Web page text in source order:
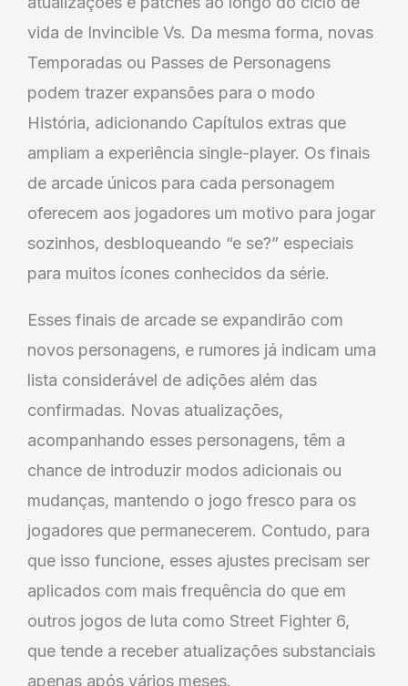
vida de Invincible Vs. Da mesma forma, novas
Temporadas ou Passes de Personagens
podem trazer expansões para o modo
História, adicionando Capítulos extras que
ampliam a experiência single-player. Os finais
de arcade únicos para cada personagem
oferecem aos jogadores um motivo para jogar
sozinhos, desbloqueando “e se?” especiais
para muitos ícones conhecidos da série.
Esses finais de arcade se expandirão com
novos personagens, e rumores já indicam uma
lista considerável de adições além das
confirmadas. Novas atualizações,
acompanhando esses personagens, têm a
chance de introduzir modos adicionais ou
mudanças, mantendo o jogo fresco para os
jogadores que permanecerem. Contudo, para
que isso funcione, esses ajustes precisam ser
aplicados com mais frequência do que em
outros jogos de luta como Street Fighter 6,
que tende a receber atualizações substanciais
apenas após vários meses.